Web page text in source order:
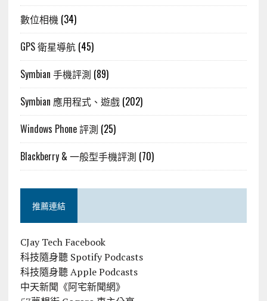
數位相機(34)
GPS 衛星導航(45)
Symbian 手機評測 (89)
Symbian 應用程式、遊戲(202)
Windows Phone 評測 (25)
Blackberry & 一般型手機評測 (70)
推薦連結
CJay Tech Facebook
科技隨身聽 Spotify Podcasts
科技隨身聽 Apple Podcasts
中天新聞《阿宅新聞網》